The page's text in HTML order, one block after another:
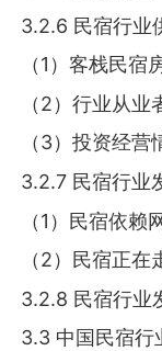
3.2.6 民宿行业
（1）客栈民宿
（2）行业从业
（3）投资经营
3.2.7 民宿行业
（1）民宿依
（2）民宿正
3.2.8 民宿行业
3.3 中国民宿行